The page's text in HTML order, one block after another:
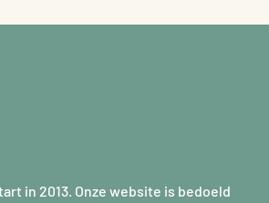
in 2013. Onze website is bedoeld